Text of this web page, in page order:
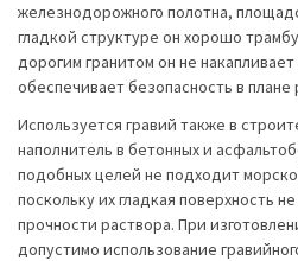
железнодорожного полотна,
гладкой структуре он хорошо
дорогим гранитом он не
обеспечивает безопасность в
Используется гравий также в
наполнитель в бетонных и
подобных целей не подходит
поскольку их гладкая поверхность
прочности раствора. При
допустимо использование